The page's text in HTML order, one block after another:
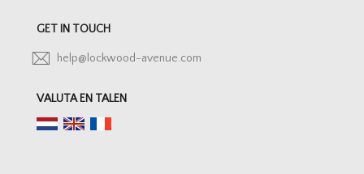
GET IN TOUCH
help@lockwood-avenue.com
VALUTA EN TALEN